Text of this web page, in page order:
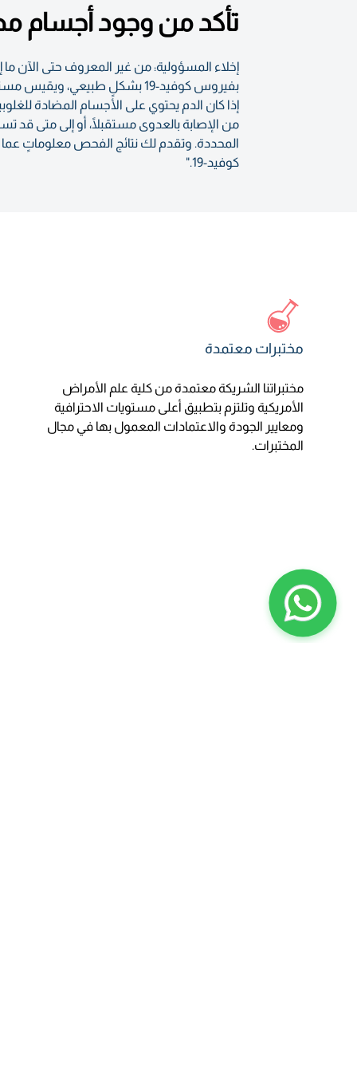
تأكد من وجود أجسام
إخلاء المسؤولية: من غير المعروف حتى الآن
من الإصابة بالعدوى مستقبلًا، أو إلى متى قد
كوفيد-19."
مختبرات معتمدة
مختبراتنا الشريكة معتمدة من كلية علم الأمراض
الأمريكية وتلتزم بتطبيق أعلى مستويات الاحترافية
ومعايير الجودة والاعتمادات المعمول بها في مجال
المختبرات.